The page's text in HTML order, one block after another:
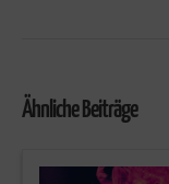
Ähnliche Beiträge